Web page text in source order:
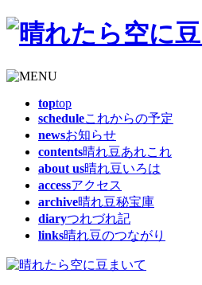
toptop
scheduleこれからの予定
newsお知らせ
contents晴れ豆あれこれ
about us晴れ豆いろは
accessアクセス
archive晴れ豆秘宝庫
diaryつれづれ記
links晴れ豆のつながり